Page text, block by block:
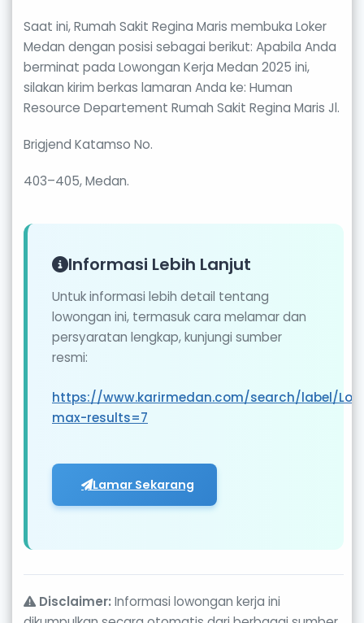
Saat ini, Rumah Sakit Regina Maris membuka Loker
Medan dengan posisi sebagai berikut: Apabila Anda
berminat pada Lowongan Kerja Medan 2025 ini,
silakan kirim berkas lamaran Anda ke: Human
Resource Departement Rumah Sakit Regina Maris Jl.
Brigjend Katamso No.
403–405, Medan.
Informasi Lebih Lanjut
Untuk informasi lebih detail tentang
lowongan ini, termasuk cara melamar dan
persyaratan lengkap, kunjungi sumber
resmi:
https://www.karirmedan.com/search/label/
max-results=7
Lamar Sekarang
Disclaimer: Informasi lowongan kerja ini